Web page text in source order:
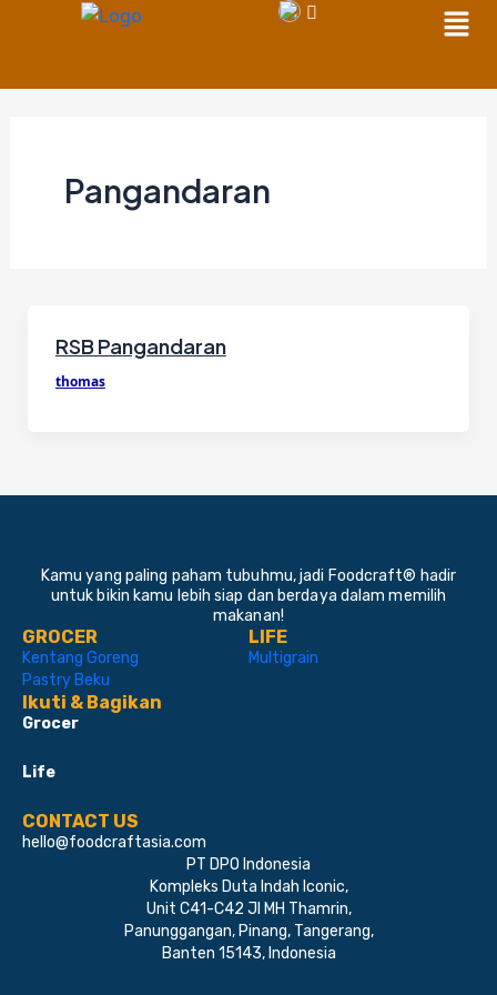
Pangandaran
RSB Pangandaran
thomas
Kamu yang paling paham tubuhmu, jadi Foodcraft® hadir
untuk bikin kamu lebih siap dan berdaya dalam memilih
makanan!
GROCER
Kentang Goreng
Pastry Beku
LIFE
Multigrain
Ikuti & Bagikan
Grocer
Life
CONTACT US
hello@foodcraftasia.com
PT DPO Indonesia
Kompleks Duta Indah Iconic,
Unit C41-C42 Jl MH Thamrin,
Panunggangan, Pinang, Tangerang,
Banten 15143, Indonesia